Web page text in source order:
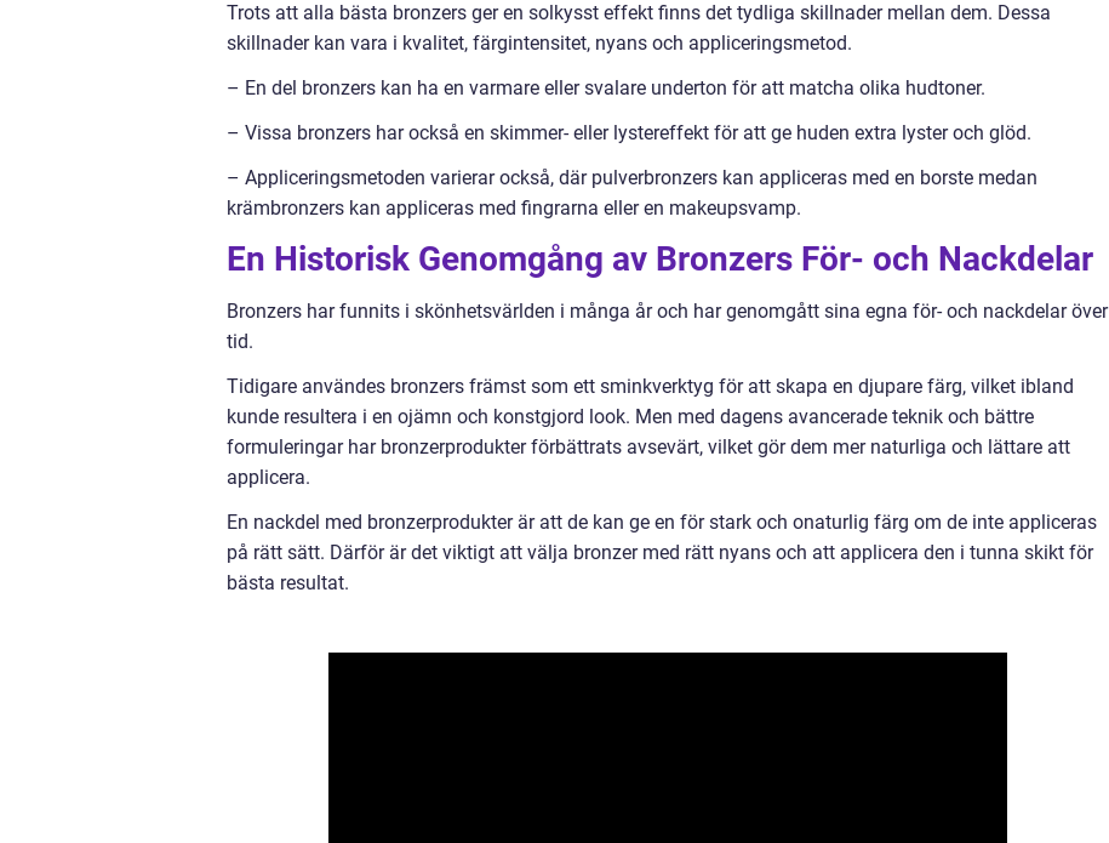
Trots att alla bästa bronzers ger en solkysst effekt finns det tydliga skillnader mellan dem. Dessa
skillnader kan vara i kvalitet, färgintensitet, nyans och appliceringsmetod.
– En del bronzers kan ha en varmare eller svalare underton för att matcha olika hudtoner.
– Vissa bronzers har också en skimmer- eller lystereffekt för att ge huden extra lyster och glöd.
– Appliceringsmetoden varierar också, där pulverbronzers kan appliceras med en borste medan
krämbronzers kan appliceras med fingrarna eller en makeupsvamp.
En Historisk Genomgång av Bronzers För- och Nackdelar
Bronzers har funnits i skönhetsvärlden i många år och har genomgått sina egna för- och nackdelar över
tid.
Tidigare användes bronzers främst som ett sminkverktyg för att skapa en djupare färg, vilket ibland
kunde resultera i en ojämn och konstgjord look. Men med dagens avancerade teknik och bättre
formuleringar har bronzerprodukter förbättrats avsevärt, vilket gör dem mer naturliga och lättare att
applicera.
En nackdel med bronzerprodukter är att de kan ge en för stark och onaturlig färg om de inte appliceras
på rätt sätt. Därför är det viktigt att välja bronzer med rätt nyans och att applicera den i tunna skikt för
bästa resultat.